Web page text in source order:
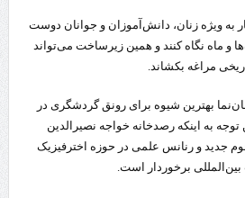
به ویژه زنان، دانش‌آموزان و جوانان دوست
و ماه نگاه کنند و همین زیرساخت می‌تواند
مراغه بکشاند.
بهترین شیوه برای رونق گردشگری در
به اینکه رصدخانه خواجه نصیرالدین
و رنانس علمی در حوزه اخترفیزیک
برخوردار است.